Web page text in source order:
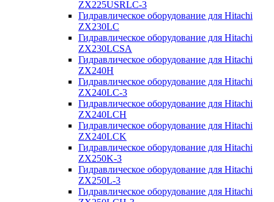
ZX225USRLC-3
Гидравлическое оборудование для Hitachi
ZX230LC
Гидравлическое оборудование для Hitachi
ZX230LCSA
Гидравлическое оборудование для Hitachi
ZX240H
Гидравлическое оборудование для Hitachi
ZX240LC-3
Гидравлическое оборудование для Hitachi
ZX240LCH
Гидравлическое оборудование для Hitachi
ZX240LCK
Гидравлическое оборудование для Hitachi
ZX250K-3
Гидравлическое оборудование для Hitachi
ZX250L-3
Гидравлическое оборудование для Hitachi